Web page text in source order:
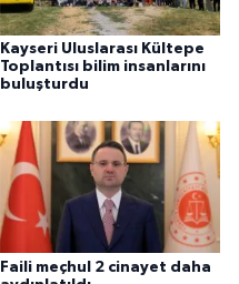
Kayseri Uluslarası Kültepe
Toplantısı bilim insanlarını
buluşturdu
Faili meçhul 2 cinayet daha